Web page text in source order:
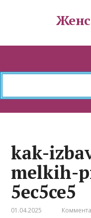
kak-
melkih-
5ec5ce5
01.04.2025